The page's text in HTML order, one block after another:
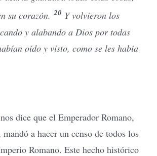
su corazón.20 Y volvieron los
y alabando a Dios por todas
oído y visto, como se les había
nos dice que el Emperador Romano,
mandó a hacer un censo de todos los
Romano. Este hecho histórico